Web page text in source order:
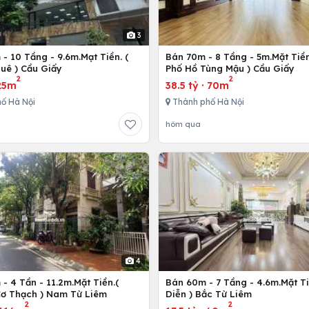
3
- 10 Tầng - 9.6m.Mạt Tiền. (
) Cầu Giấy
2
Hà Nội
Bán 70m - 8 Tầng - 5m.Mặt
Phố Hồ Tùng Mậu ) Cầu Giấy
38.5 tỷ· 70m
2
Thành phố Hà Nội
hôm qua
4
- 4 Tần - 11.2m.Mặt Tiền.(
Thạch ) Nam Từ Liêm
2
Bán 60m - 7 Tầng - 4.6m.Mặt
Diễn ) Bắc Từ Liêm
2